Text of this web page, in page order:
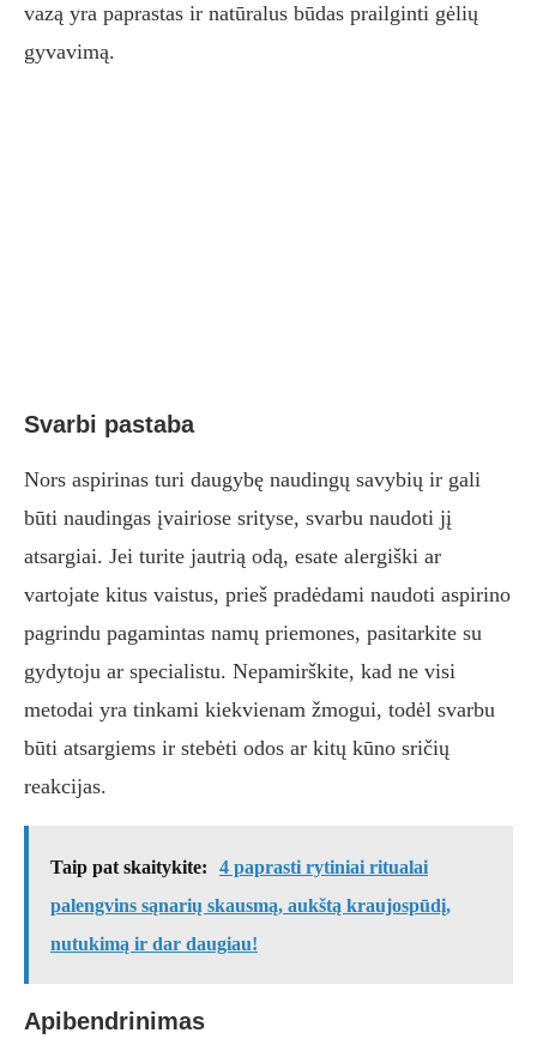
vazą yra paprastas ir natūralus būdas prailginti gėlių
gyvavimą.
Svarbi pastaba
Nors aspirinas turi daugybę naudingų savybių ir gali
būti naudingas įvairiose srityse, svarbu naudoti jį
atsargiai. Jei turite jautrią odą, esate alergiški ar
vartojate kitus vaistus, prieš pradėdami naudoti aspirino
pagrindu pagamintas namų priemones, pasitarkite su
gydytoju ar specialistu. Nepamirškite, kad ne visi
metodai yra tinkami kiekvienam žmogui, todėl svarbu
būti atsargiems ir stebėti odos ar kitų kūno sričių
reakcijas.
Taip pat skaitykite:
4 paprasti rytiniai ritualai
palengvins sąnarių skausmą, aukštą kraujospūdį,
nutukimą ir dar daugiau!
Apibendrinimas